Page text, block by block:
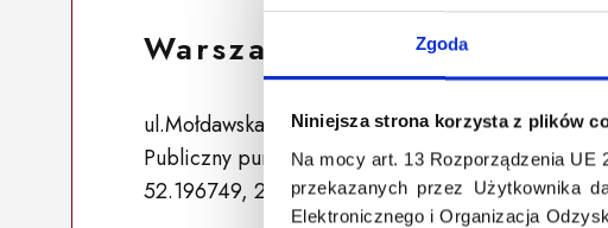
Zgoda
Niniejsza strona korzysta z plików
Na mocy art. 13 Rozporządzenia UE
przekazanych przez Użytkownika
Elektronicznego i Organizacja
Warszawa 184
ul.Mołdawska 1, 02-127 Warszawa, Polska
Publiczny punkt zbiórki
52.196749, 20.976848